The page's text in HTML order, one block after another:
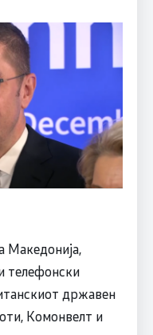
Македонија,
телефонски
државен
Комонвелт и